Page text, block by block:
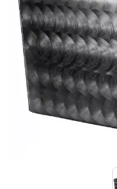
Goodschnapps
CRAFT Сталь